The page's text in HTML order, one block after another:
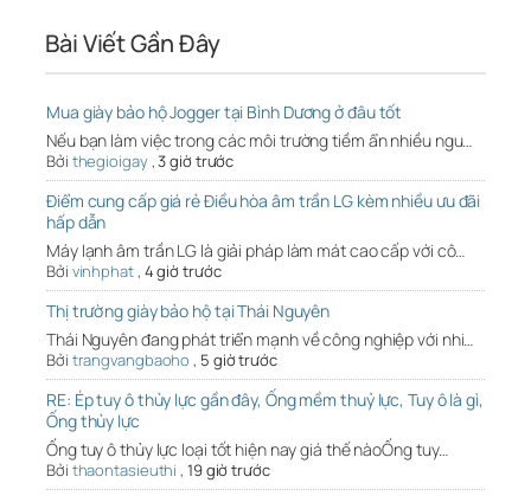
Bài Viết Gần Đây
Mua giày bảo hộ Jogger tại Bình Dương ở đâu tốt
Nếu bạn làm việc trong các môi trường tiềm ẩn nhiều ngu…
Bởi thegioigay,3 giờ trước
Điểm cung cấp giá rẻ Điều hòa âm trần LG kèm nhiều ưu đãi
hấp dẫn
Máy lạnh âm trần LG là giải pháp làm mát cao cấp với cô…
Bởi vinhphat, 4 giờ trước
Thị trường giày bảo hộ tại Thái Nguyên
Thái Nguyên đang phát triển mạnh về công nghiệp với nhi…
Bởi trangvangbaoho , 5 giờ trước
RE: Ép tuy ô thủy lực gần đây, Ống mềm thuỷ lực, Tuy ô là gì,
Ống thủy lực
Ống tuy ô thủy lực loại tốt hiện nay giá thế nàoỐng tuy…
Bởi thaontasieuthi , 19 giờ trước